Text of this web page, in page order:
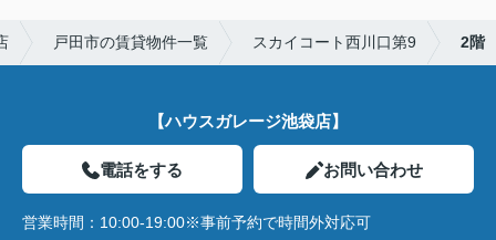
戸田市の賃貸物件一覧 スカイコート西川口第9 2階
【ハウスガレージ池袋店】
電話をする お問い合わせ
営業時間： 10:00-19:00※事前予約で時間外対応可